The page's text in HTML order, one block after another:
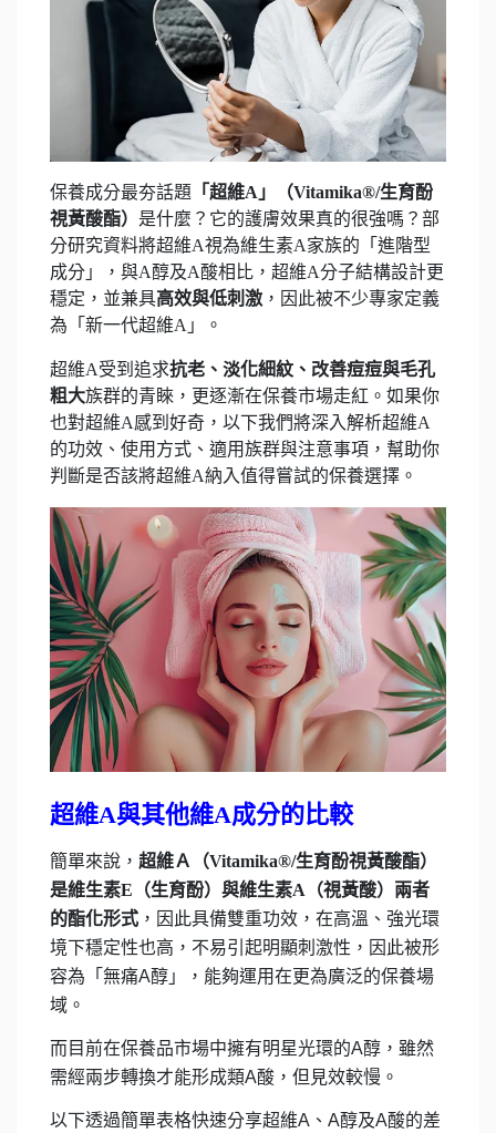
保養成分最夯話題 「超維A」（Vitamika®/生育酚
視黃酸酯） 是什麼？它的護膚效果真的很強嗎？部
分研究資料將超維A視為維生素A家族的「進階型
成分」，與A醇及A酸相比，超維A分子結構設計更
穩定，並兼具高效與低刺激 ，因此被不少專家定義
為「新一代超維A」。
超維A受到追求抗老、淡化細紋、改善痘痘與毛孔
粗大族群的青睞，更逐漸在保養市場走紅。如果你
也對超維A感到好奇，以下我們將深入解析超維A
的功效、使用方式、適用族群與注意事項，幫助你
判斷是否該將超維A納入值得嘗試的保養選擇。
超維A與其他維A成分的比較
簡單來說， 超維Ａ（Vitamika®/生育酚視黃酸酯）
是維生素E（生育酚）與維生素A（視黃酸）兩者
的酯化形式 ，因此具備雙重功效，在高溫、強光環
境下穩定性也高，不易引起明顯刺激性，因此被形
容為「無痛A醇」，能夠運用在更為廣泛的保養場
域。
而目前在保養品市場中擁有明星光環的A醇，雖然
需經兩步轉換才能形成類A酸，但見效較慢。
以下透過簡單表格快速分享超維A、A醇及A酸的差